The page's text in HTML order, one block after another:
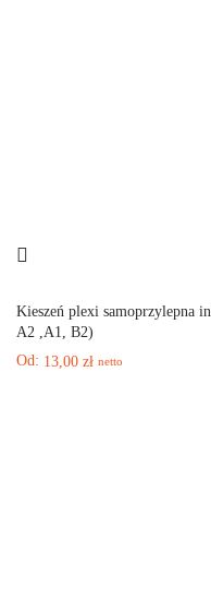
Kieszeń plexi samoprzylepna
A2 ,A1, B2)
Od: 13,00 zł netto